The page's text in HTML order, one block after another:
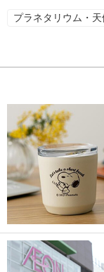
プラネタリウム・天